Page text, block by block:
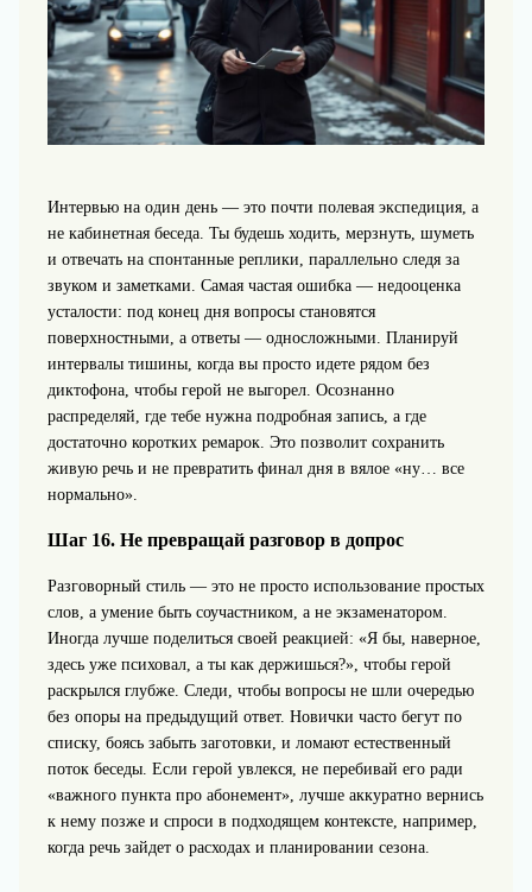
Интервью на один день — это почти полевая экспедиция, а
не кабинетная беседа. Ты будешь ходить, мерзнуть, шуметь
и отвечать на спонтанные реплики, параллельно следя за
звуком и заметками. Самая частая ошибка — недооценка
усталости: под конец дня вопросы становятся
поверхностными, а ответы — односложными. Планируй
интервалы тишины, когда вы просто идете рядом без
диктофона, чтобы герой не выгорел. Осознанно
распределяй, где тебе нужна подробная запись, а где
достаточно коротких ремарок. Это позволит сохранить
живую речь и не превратить финал дня в вялое «ну… все
нормально».
Шаг 16. Не превращай разговор в допрос
Разговорный стиль — это не просто использование простых
слов, а умение быть соучастником, а не экзаменатором.
Иногда лучше поделиться своей реакцией: «Я бы, наверное,
здесь уже психовал, а ты как держишься?», чтобы герой
раскрылся глубже. Следи, чтобы вопросы не шли очередью
без опоры на предыдущий ответ. Новички часто бегут по
списку, боясь забыть заготовки, и ломают естественный
поток беседы. Если герой увлекся, не перебивай его ради
«важного пункта про абонемент», лучше аккуратно вернись
к нему позже и спроси в подходящем контексте, например,
когда речь зайдет о расходах и планировании сезона.